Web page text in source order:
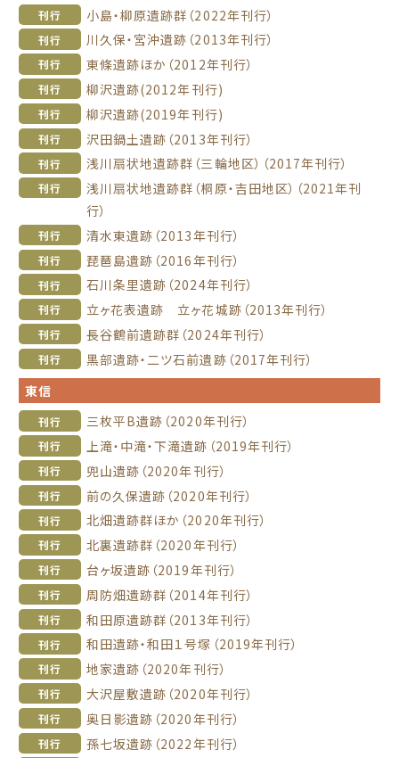
刊行 小島・柳原遺跡群（2022年刊行）
刊行 川久保・宮沖遺跡（2013年刊行）
刊行 東條遺跡ほか（2012年刊行）
刊行 柳沢遺跡(2012年刊行)
刊行 柳沢遺跡(2019年刊行)
刊行 沢田鍋土遺跡（2013年刊行）
刊行 浅川扇状地遺跡群（三輪地区）（2017年刊行）
刊行
浅川扇状地遺跡群（桐原・吉田地区）（2021年刊
行）
刊行 清水東遺跡（2013年刊行）
刊行 琵琶島遺跡（2016年刊行）
刊行 石川条里遺跡（2024年刊行）
刊行 立ヶ花表遺跡 立ヶ花城跡（2013年刊行）
刊行 長谷鶴前遺跡群（2024年刊行）
刊行
黒部遺跡・二ツ石前遺跡（2017年刊行）
東信
刊行 三枚平B遺跡（2020年刊行）
刊行 上滝・中滝・下滝遺跡（2019年刊行）
刊行 兜山遺跡（2020年刊行）
刊行 前の久保遺跡（2020年刊行）
刊行 北畑遺跡群ほか（2020年刊行）
刊行 北裏遺跡群（2020年刊行）
刊行 台ヶ坂遺跡（2019年刊行）
刊行 周防畑遺跡群（2014年刊行）
刊行 和田原遺跡群（2013年刊行）
刊行 和田遺跡・和田１号塚（2019年刊行）
刊行 地家遺跡（2020年刊行）
刊行 大沢屋敷遺跡（2020年刊行）
刊行 奥日影遺跡（2020年刊行）
刊行 孫七坂遺跡（2022年刊行）